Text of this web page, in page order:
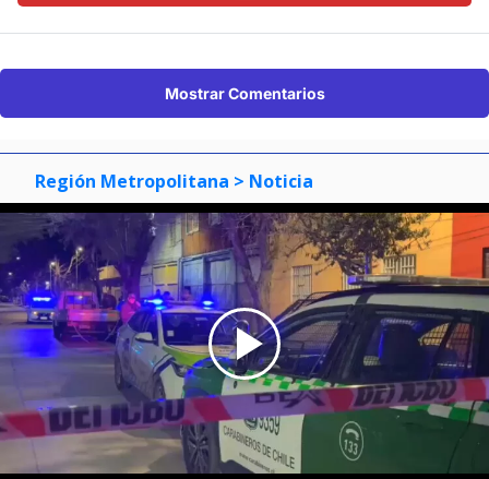
Mostrar Comentarios
Región Metropolitana > Noticia